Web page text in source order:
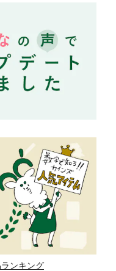
ンキング